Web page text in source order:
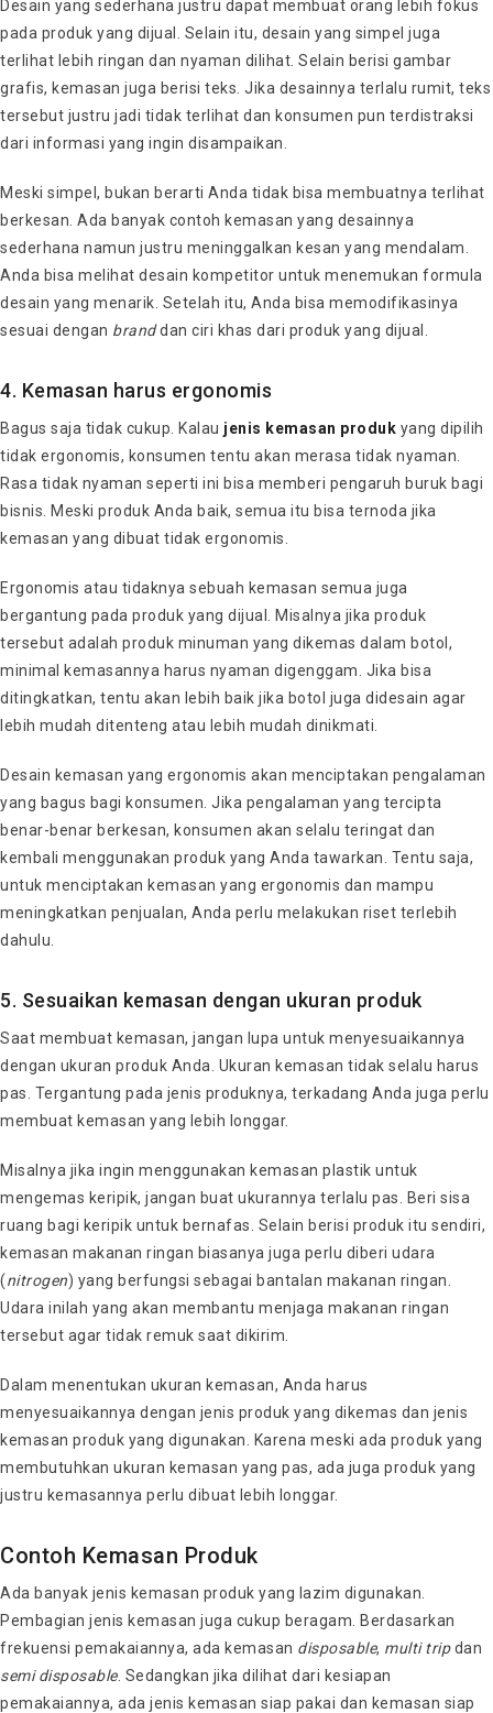
Desain yang sederhana justru dapat membuat orang lebih fokus
pada produk yang dijual. Selain itu, desain yang simpel juga
terlihat lebih ringan dan nyaman dilihat. Selain berisi gambar
grafis, kemasan juga berisi teks. Jika desainnya terlalu rumit, teks
tersebut justru jadi tidak terlihat dan konsumen pun terdistraksi
dari informasi yang ingin disampaikan.
Meski simpel, bukan berarti Anda tidak bisa membuatnya terlihat
berkesan. Ada banyak contoh kemasan yang desainnya
sederhana namun justru meninggalkan kesan yang mendalam.
Anda bisa melihat desain kompetitor untuk menemukan formula
desain yang menarik. Setelah itu, Anda bisa memodifikasinya
sesuai dengan branddan ciri khas dari produk yang dijual.
4. Kemasan harus ergonomis
Bagus saja tidak cukup. Kalau jenis kemasan produk yang dipilih
tidak ergonomis, konsumen tentu akan merasa tidak nyaman.
Rasa tidak nyaman seperti ini bisa memberi pengaruh buruk bagi
bisnis. Meski produk Anda baik, semua itu bisa ternoda jika
kemasan yang dibuat tidak ergonomis.
Ergonomis atau tidaknya sebuah kemasan semua juga
bergantung pada produk yang dijual. Misalnya jika produk
tersebut adalah produk minuman yang dikemas dalam botol,
minimal kemasannya harus nyaman digenggam. Jika bisa
ditingkatkan, tentu akan lebih baik jika botol juga didesain agar
lebih mudah ditenteng atau lebih mudah dinikmati.
Desain kemasan yang ergonomis akan menciptakan pengalaman
yang bagus bagi konsumen. Jika pengalaman yang tercipta
benar-benar berkesan, konsumen akan selalu teringat dan
kembali menggunakan produk yang Anda tawarkan. Tentu saja,
untuk menciptakan kemasan yang ergonomis dan mampu
meningkatkan penjualan, Anda perlu melakukan riset terlebih
dahulu.
5. Sesuaikan kemasan dengan ukuran produk
Saat membuat kemasan, jangan lupa untuk menyesuaikannya
dengan ukuran produk Anda. Ukuran kemasan tidak selalu harus
pas. Tergantung pada jenis produknya, terkadang Anda juga perlu
membuat kemasan yang lebih longgar.
Misalnya jika ingin menggunakan kemasan plastik untuk
mengemas keripik, jangan buat ukurannya terlalu pas. Beri sisa
ruang bagi keripik untuk bernafas. Selain berisi produk itu sendiri,
kemasan makanan ringan biasanya juga perlu diberi udara
(nitrogen) yang berfungsi sebagai bantalan makanan ringan.
Udara inilah yang akan membantu menjaga makanan ringan
tersebut agar tidak remuk saat dikirim.
Dalam menentukan ukuran kemasan, Anda harus
menyesuaikannya dengan jenis produk yang dikemas dan jenis
kemasan produk yang digunakan. Karena meski ada produk yang
membutuhkan ukuran kemasan yang pas, ada juga produk yang
justru kemasannya perlu dibuat lebih longgar.
Contoh Kemasan Produk
Ada banyak jenis kemasan produk yang lazim digunakan.
Pembagian jenis kemasan juga cukup beragam. Berdasarkan
frekuensi pemakaiannya, ada kemasan disposable, multi tripdan
semi disposable. Sedangkan jika dilihat dari kesiapan
pemakaiannya, ada jenis kemasan siap pakai dan kemasan siap